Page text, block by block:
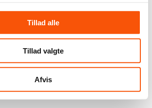
Tillad alle
Tillad valgte
Afvis